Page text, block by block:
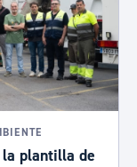
la plantilla de